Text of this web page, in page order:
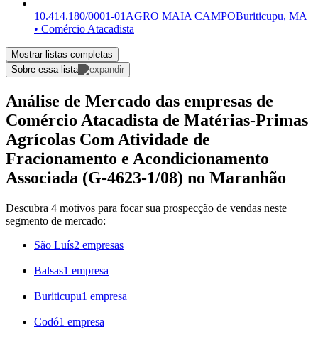
10.414.180/0001-01 AGRO MAIA CAMPOBuriticupu, MA
• Comércio Atacadista
Mostrar listas completas
Sobre essa lista
Análise de Mercado das empresas de
Comércio Atacadista de Matérias-Primas
Agrícolas Com Atividade de
Fracionamento e Acondicionamento
Associada (G-4623-1/08) no Maranhão
Descubra 4 motivos para focar sua prospecção de vendas neste
segmento de mercado:
São Luís2 empresas
Balsas1 empresa
Buriticupu1 empresa
Codó1 empresa